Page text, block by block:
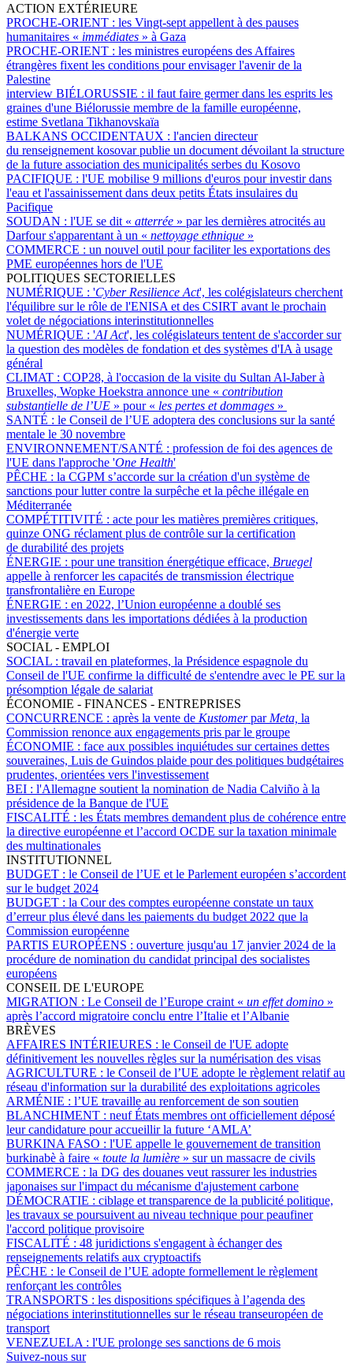
ACTION EXTÉRIEURE
PROCHE-ORIENT : les Vingt-sept appellent à des pauses
humanitaires « immédiates » à Gaza
PROCHE-ORIENT : les ministres européens des Affaires
étrangères fixent les conditions pour envisager l'avenir de la
Palestine
interview BIÉLORUSSIE : il faut faire germer dans les esprits les
graines d'une Biélorussie membre de la famille européenne,
estime Svetlana Tikhanovskaïa
BALKANS OCCIDENTAUX : l'ancien directeur
du renseignement kosovar publie un document dévoilant la structure
de la future association des municipalités serbes du Kosovo
PACIFIQUE : l'UE mobilise 9 millions d'euros pour investir dans
l'eau et l'assainissement dans deux petits États insulaires du
Pacifique
SOUDAN : l'UE se dit « atterrée » par les dernières atrocités au
Darfour s'apparentant à un « nettoyage ethnique »
COMMERCE : un nouvel outil pour faciliter les exportations des
PME européennes hors de l'UE
POLITIQUES SECTORIELLES
NUMÉRIQUE : 'Cyber Resilience Act', les colégislateurs cherchent
l'équilibre sur le rôle de l'ENISA et des CSIRT avant le prochain
volet de négociations interinstitutionnelles
NUMÉRIQUE : 'AI Act', les colégislateurs tentent de s'accorder sur
la question des modèles de fondation et des systèmes d'IA à usage
général
CLIMAT : COP28, à l'occasion de la visite du Sultan Al-Jaber à
Bruxelles, Wopke Hoekstra annonce une « contribution
substantielle de l’UE » pour « les pertes et dommages »
SANTÉ : le Conseil de l’UE adoptera des conclusions sur la santé
mentale le 30 novembre
ENVIRONNEMENT/SANTÉ : profession de foi des agences de
l'UE dans l'approche 'One Health'
PÊCHE : la CGPM s’accorde sur la création d'un système de
sanctions pour lutter contre la surpêche et la pêche illégale en
Méditerranée
COMPÉTITIVITÉ : acte pour les matières premières critiques,
quinze ONG réclament plus de contrôle sur la certification
de durabilité des projets
ÉNERGIE : pour une transition énergétique efficace, Bruegel
appelle à renforcer les capacités de transmission électrique
transfrontalière en Europe
ÉNERGIE : en 2022, l’Union européenne a doublé ses
investissements dans les importations dédiées à la production
d'énergie verte
SOCIAL - EMPLOI
SOCIAL : travail en plateformes, la Présidence espagnole du
Conseil de l'UE confirme la difficulté de s'entendre avec le PE sur la
présomption légale de salariat
ÉCONOMIE - FINANCES - ENTREPRISES
CONCURRENCE : après la vente de KustomerparMeta, la
Commission renonce aux engagements pris par le groupe
ÉCONOMIE : face aux possibles inquiétudes sur certaines dettes
souveraines, Luis de Guindos plaide pour des politiques budgétaires
prudentes, orientées vers l'investissement
BEI : l'Allemagne soutient la nomination de Nadia Calviño à la
présidence de la Banque de l'UE
FISCALITÉ : les États membres demandent plus de cohérence entre
la directive européenne et l’accord OCDE sur la taxation minimale
des multinationales
INSTITUTIONNEL
BUDGET : le Conseil de l’UE et le Parlement européen s’accordent
sur le budget 2024
BUDGET : la Cour des comptes européenne constate un taux
d’erreur plus élevé dans les paiements du budget 2022 que la
Commission européenne
PARTIS EUROPÉENS : ouverture jusqu'au 17 janvier 2024 de la
procédure de nomination du candidat principal des socialistes
européens
CONSEIL DE L'EUROPE
MIGRATION : Le Conseil de l’Europe craint « un effet domino »
après l’accord migratoire conclu entre l’Italie et l’Albanie
BRÈVES
AFFAIRES INTÉRIEURES : le Conseil de l'UE adopte
définitivement les nouvelles règles sur la numérisation des visas
AGRICULTURE : le Conseil de l’UE adopte le règlement relatif au
réseau d'information sur la durabilité des exploitations agricoles
ARMÉNIE : l’UE travaille au renforcement de son soutien
BLANCHIMENT : neuf États membres ont officiellement déposé
leur candidature pour accueillir la future ‘AMLA’
BURKINA FASO : l'UE appelle le gouvernement de transition
burkinabè à faire « toute la lumière » sur un massacre de civils
COMMERCE : la DG des douanes veut rassurer les industries
japonaises sur l'impact du mécanisme d'ajustement carbone
DÉMOCRATIE : ciblage et transparence de la publicité politique,
les travaux se poursuivent au niveau technique pour peaufiner
l'accord politique provisoire
FISCALITÉ : 48 juridictions s'engagent à échanger des
renseignements relatifs aux cryptoactifs
PÊCHE : le Conseil de l’UE adopte formellement le règlement
renforçant les contrôles
TRANSPORTS : les dispositions spécifiques à l’agenda des
négociations interinstitutionnelles sur le réseau transeuropéen de
transport
VENEZUELA : l'UE prolonge ses sanctions de 6 mois
Suivez-nous sur